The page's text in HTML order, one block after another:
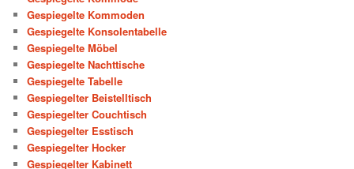
Gespiegelte Kommoden
Gespiegelte Konsolentabelle
Gespiegelte Möbel
Gespiegelte Nachttische
Gespiegelte Tabelle
Gespiegelter Beistelltisch
Gespiegelter Couchtisch
Gespiegelter Esstisch
Gespiegelter Hocker
Gespiegelter Kabinett